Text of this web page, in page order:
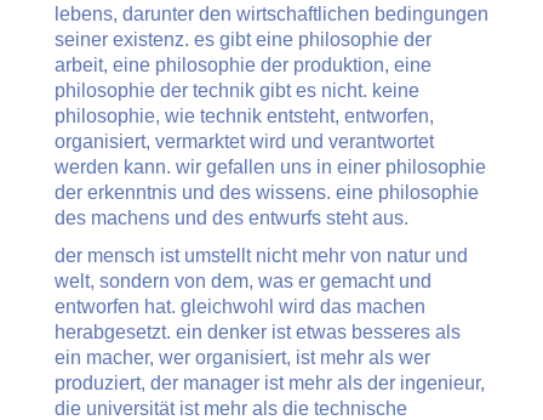
lebens, darunter den wirtschaftlichen bedingungen
seiner existenz. es gibt eine philosophie der
arbeit, eine philosophie der produktion, eine
philosophie der technik gibt es nicht. keine
philosophie, wie technik entsteht, entworfen,
organisiert, vermarktet wird und verantwortet
werden kann. wir gefallen uns in einer philosophie
der erkenntnis und des wissens. eine philosophie
des machens und des entwurfs steht aus.
der mensch ist umstellt nicht mehr von natur und
welt, sondern von dem, was er gemacht und
entworfen hat. gleichwohl wird das machen
herabgesetzt. ein denker ist etwas besseres als
ein macher, wer organisiert, ist mehr als wer
produziert, der manager ist mehr als der ingenieur,
die universität ist mehr als die technische